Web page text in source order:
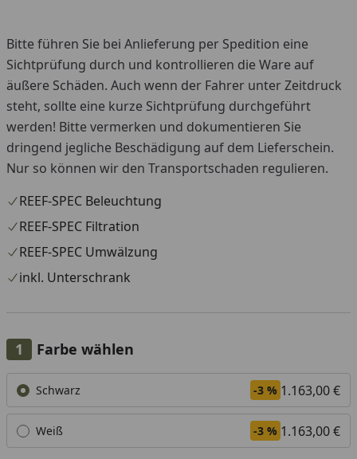
Bitte führen Sie bei Anlieferung per Spedition eine
Sichtprüfung durch und kontrollieren die Ware auf
äußere Schäden. Auch wenn der Fahrer unter Zeitdruck
steht, sollte eine kurze Sichtprüfung durchgeführt
werden! Bitte vermerken und dokumentieren Sie
dringend jegliche Beschädigung auf dem Lieferschein.
Nur so können wir den Transportschaden regulieren.
REEF-SPEC Beleuchtung
REEF-SPEC Filtration
REEF-SPEC Umwälzung
inkl. Unterschrank
Farbe wählen
Alle anzeigen (2)
Schwarz -3 % 1.163,00 €
Weiß -3 % 1.163,00 €